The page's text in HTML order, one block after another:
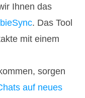
Ihnen das
. Das Tool
mit einem
sorgen
auf neues